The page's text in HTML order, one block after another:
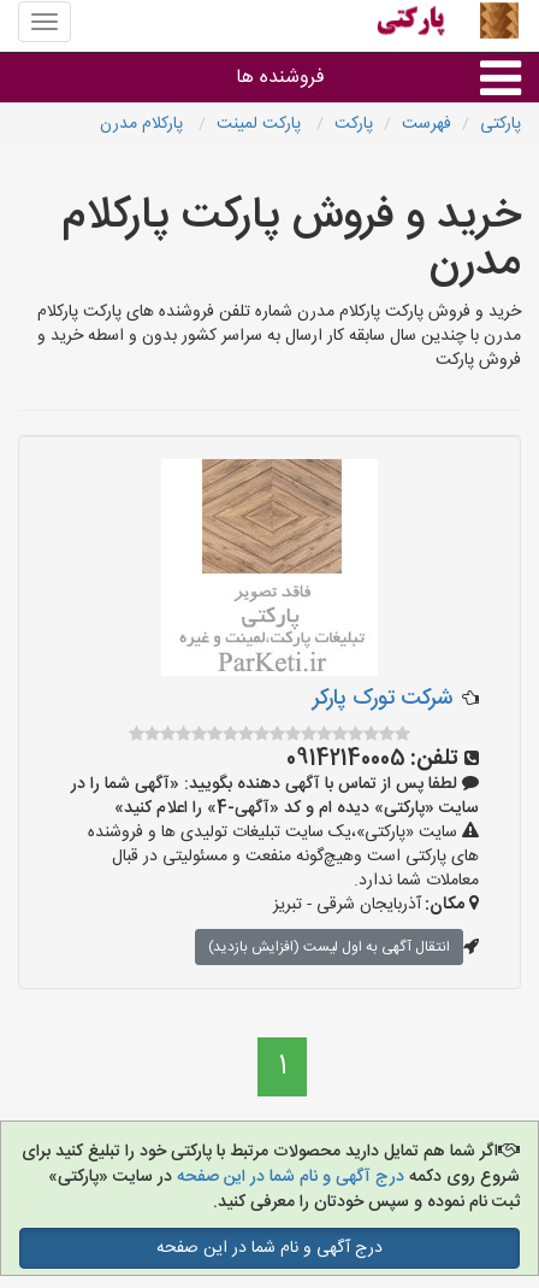
منوی
سایت
فروشنده ها
استان ها
پارکتی فهرست پارکت پارکت لمینت پارکلام مدرن
خرید و فروش پارکت پارکلام
مدرن
خرید و فروش پارکت پارکلام مدرن شماره تلفن فروشنده های پارکت پارکلام
مدرن با چندین سال سابقه کار ارسال به سراسر کشور بدون و اسطه خرید و
فروش پارکت
شرکت تورک پارکر
تلفن: 09142140005
لطفا پس از تماس با آگهی دهنده بگویید: «آگهی شما را در
سایت «پارکتی» دیده ام و کد «آگهی-4» را اعلام کنید»
سایت «پارکتی»،یک سایت تبلیغات تولیدی ها و فروشنده
های پارکتی است وهیچ‌گونه منفعت و مسئولیتی در قبال
معاملات شما ندارد.
مکان:آذربایجان شرقی - تبریز
انتقال آگهی به اول لیست (افزایش بازدید)
1
اگر شما هم تمایل دارید محصولات مرتبط با پارکتی خود را تبلیغ کنید برای
شروع روی دکمهدرج آگهی و نام شما در این صفحهدر سایت «پارکتی»
ثبت نام نموده و سپس خودتان را معرفی کنید.
درج آگهی و نام شما در این صفحه